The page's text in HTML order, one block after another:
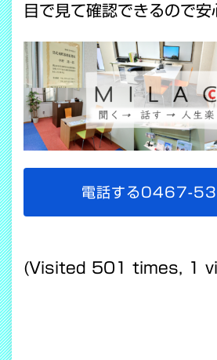
目で見て確認できるので安
電話する0467-
(Visited 501 times, 1